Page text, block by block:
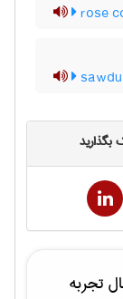
rose
تجربه